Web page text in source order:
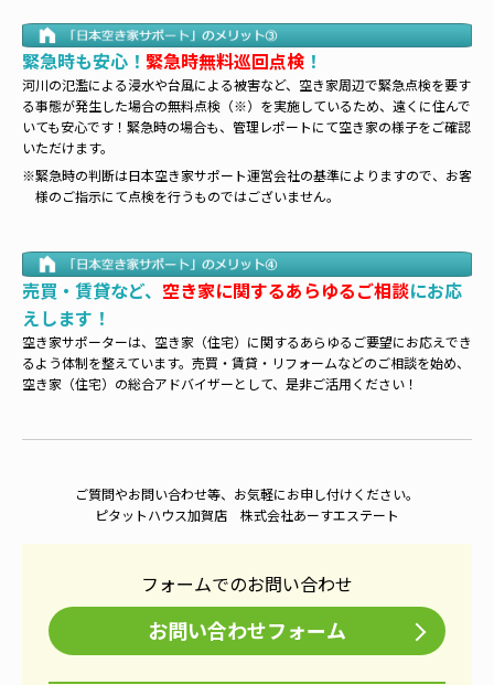
緊急時も安心！ 緊急時無料巡回点検 ！
河川の氾濫による浸水や台風による被害など、空き家周辺で緊急点検を要す
る事態が発生した場合の無料点検（※）を実施しているため、遠くに住んで
いても安心です！緊急時の場合も、管理レポートにて空き家の様子をご確認
いただけます。
※緊急時の判断は日本空き家サポート運営会社の基準によりますので、お客
様のご指示にて点検を行うものではございません。
売買・賃貸など、 空き家に関するあらゆるご相談にお応
えします！
空き家サポーターは、空き家（住宅）に関するあらゆるご要望にお応えでき
るよう体制を整えています。売買・賃貸・リフォームなどのご相談を始め、
空き家（住宅）の総合アドバイザーとして、是非ご活用ください！
ご質問やお問い合わせ等、お気軽にお申し付けください。
ピタットハウス加賀店 株式会社あーすエステート
フォームでのお問い合わせ
お問い合わせフォーム